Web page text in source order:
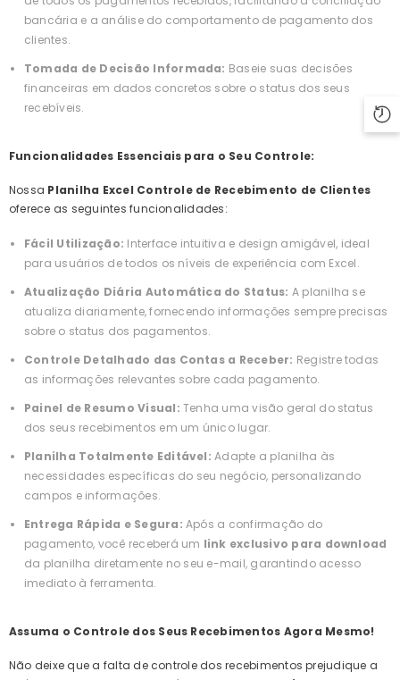
bancária e a análise do comportamento de pagamento dos
clientes.
Tomada de Decisão Informada: Baseie suas decisões
financeiras em dados concretos sobre o status dos seus
recebíveis.
Funcionalidades Essenciais para o Seu Controle:
Nossa Planilha Excel Controle de Recebimento de Clientes
oferece as seguintes funcionalidades:
Fácil Utilização: Interface intuitiva e design amigável, ideal
para usuários de todos os níveis de experiência com Excel.
Atualização Diária Automática do Status: A planilha se
atualiza diariamente, fornecendo informações sempre precisas
sobre o status dos pagamentos.
Controle Detalhado das Contas a Receber: Registre todas
as informações relevantes sobre cada pagamento.
Painel de Resumo Visual: Tenha uma visão geral do status
dos seus recebimentos em um único lugar.
Planilha Totalmente Editável: Adapte a planilha às
necessidades específicas do seu negócio, personalizando
campos e informações.
Entrega Rápida e Segura: Após a confirmação do
pagamento, você receberá um link exclusivo para download
da planilha diretamente no seu e-mail, garantindo acesso
imediato à ferramenta.
Assuma o Controle dos Seus Recebimentos Agora Mesmo!
Não deixe que a falta de controle dos recebimentos prejudique a